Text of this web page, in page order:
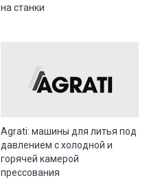
на станки
Agrati: машины для литья под
давлением с холодной и
горячей камерой
прессования